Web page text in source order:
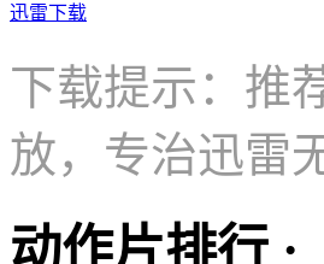
迅雷下载
下载提示：推
放，专治迅雷
动作片排行 ·